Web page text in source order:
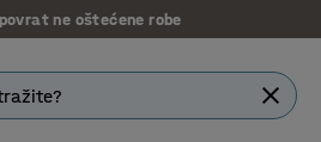
ne oštećene robe